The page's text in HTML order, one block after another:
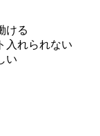
ける
入れられない
い